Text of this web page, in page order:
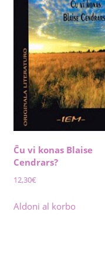
Ĉu vi konas Blaise
Cendrars?
12,30€
Aldoni al korbo